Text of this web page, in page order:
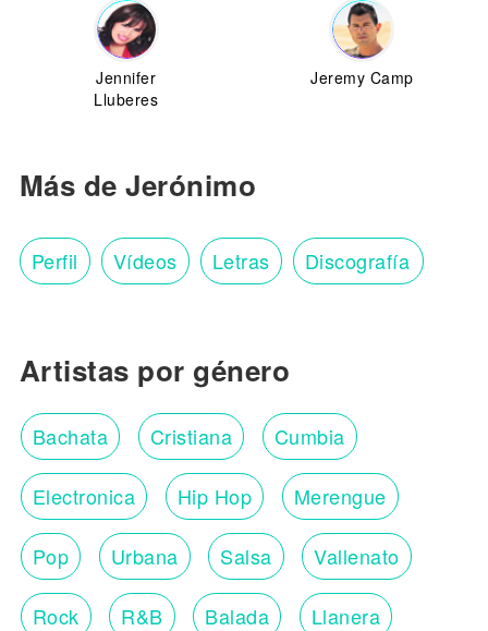
Jennifer
Lluberes
Jeremy Camp
Más de Jerónimo
Perfil Vídeos Letras Discografía
Artistas por género
Bachata Cristiana Cumbia
Electronica Hip Hop Merengue
Pop Urbana Salsa Vallenato
Rock R&B Balada Llanera